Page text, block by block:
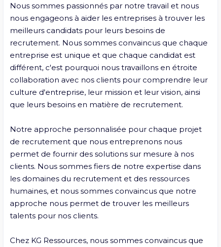
Nous sommes passionnés par notre travail et nous
nous engageons à aider les entreprises à trouver les
meilleurs candidats pour leurs besoins de
recrutement. Nous sommes convaincus que chaque
entreprise est unique et que chaque candidat est
différent, c'est pourquoi nous travaillons en étroite
collaboration avec nos clients pour comprendre leur
culture d'entreprise, leur mission et leur vision, ainsi
que leurs besoins en matière de recrutement.
Notre approche personnalisée pour chaque projet
de recrutement que nous entreprenons nous
permet de fournir des solutions sur mesure à nos
clients. Nous sommes fiers de notre expertise dans
les domaines du recrutement et des ressources
humaines, et nous sommes convaincus que notre
approche nous permet de trouver les meilleurs
talents pour nos clients.
Chez KG Ressources, nous sommes convaincus que